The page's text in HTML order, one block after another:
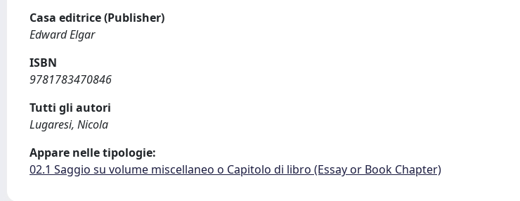
Casa editrice (Publisher)
Edward Elgar
ISBN
9781783470846
Tutti gli autori
Lugaresi, Nicola
Appare nelle tipologie:
02.1 Saggio su volume miscellaneo o Capitolo di libro (Essay or Book Chapter)